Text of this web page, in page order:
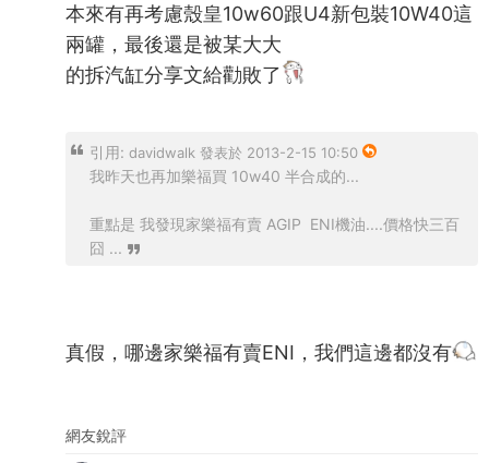
本來有再考慮殼皇10w60跟U4新包裝10W40這
兩罐，最後還是被某大大
的拆汽缸分享文給勸敗了
引用: davidwalk 發表於 2013-2-15 10:50
我昨天也再加樂福買 10w40 半合成的...
重點是 我發現家樂福有賣 AGIP ENI機油....價格快三百
囧 ...
真假，哪邊家樂福有賣ENI，我們這邊都沒有
網友銳評